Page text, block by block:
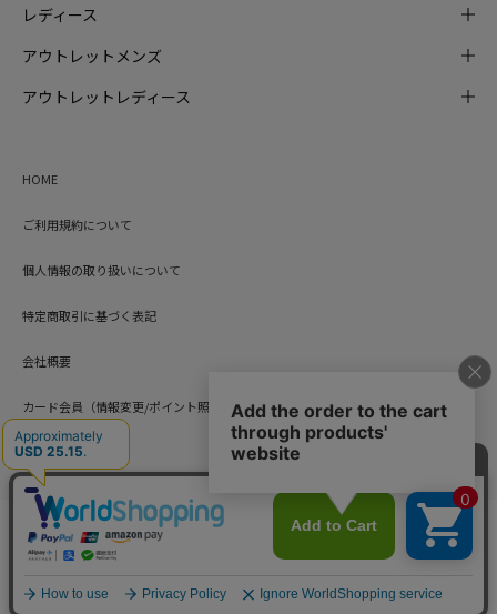
レディース
アウトレットメンズ
アウトレットレディース
HOME
ご利用規約について
個人情報の取り扱いについて
特定商取引に基づく表記
会社概要
カード会員（情報変更/ポイント照会）
お問い合わせ
Copyright © HARUYAMA TRADING CO.,LTD. All Rights Reserved.